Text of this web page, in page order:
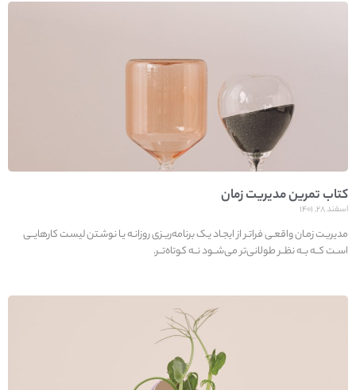
کتاب تمرین مدیریت زمان
اسفند ۲۸, ۱۴۰۱
مدیریـت زمـان واقعـی فراتـر از ایجـاد یـک برنامه‌ریـزی روزانـه یـا نوشـتن لیسـت کارهایــی
اســت کــه بــه نظــر طولانی‌تر می‌شــود نــه کوتاه‌تــر.